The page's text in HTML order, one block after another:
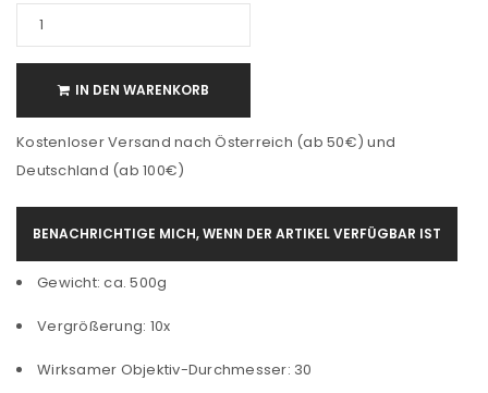
IN DEN WARENKORB
Kostenloser Versand nach Österreich (ab 50€) und
Deutschland (ab 100€)
BENACHRICHTIGE MICH, WENN DER ARTIKEL VERFÜGBAR IST
Gewicht: ca. 500g
Vergrößerung: 10x
Wirksamer Objektiv-Durchmesser: 30